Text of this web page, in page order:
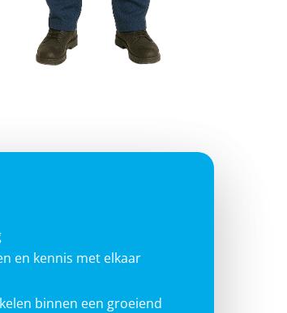
en kennis met elkaar
binnen een groeiend